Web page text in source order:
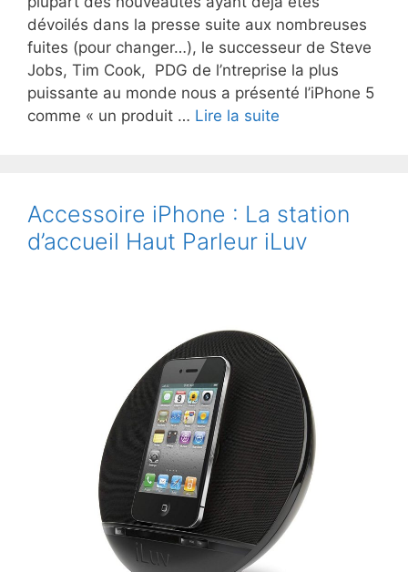
dévoilés dans la presse suite aux nombreuses
fuites (pour changer…), le successeur de Steve
Jobs, Tim Cook, PDG de l’ntreprise la plus
puissante au monde nous a présenté l’iPhone 5
comme « un produit … Lire la suite
les
5
choses
présentation
Accessoire iPhone : La station
d’accueil Haut Parleur iLuv